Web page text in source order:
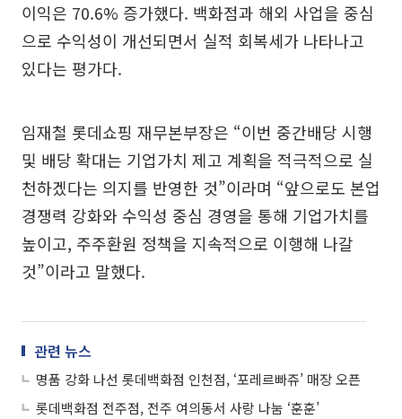
이익은 70.6% 증가했다. 백화점과 해외 사업을 중심
으로 수익성이 개선되면서 실적 회복세가 나타나고
있다는 평가다.
임재철 롯데쇼핑 재무본부장은 “이번 중간배당 시행
및 배당 확대는 기업가치 제고 계획을 적극적으로 실
천하겠다는 의지를 반영한 것”이라며 “앞으로도 본업
경쟁력 강화와 수익성 중심 경영을 통해 기업가치를
높이고, 주주환원 정책을 지속적으로 이행해 나갈
것”이라고 말했다.
관련 뉴스
명품 강화 나선 롯데백화점 인천점, ‘포레르빠쥬’ 매장 오픈
롯데백화점 전주점, 전주 여의동서 사랑 나눔 ‘훈훈’